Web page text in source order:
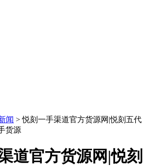
闻 > 悦刻一手渠道官方货源网|悦刻五代
货源
道官方货源网|悦刻